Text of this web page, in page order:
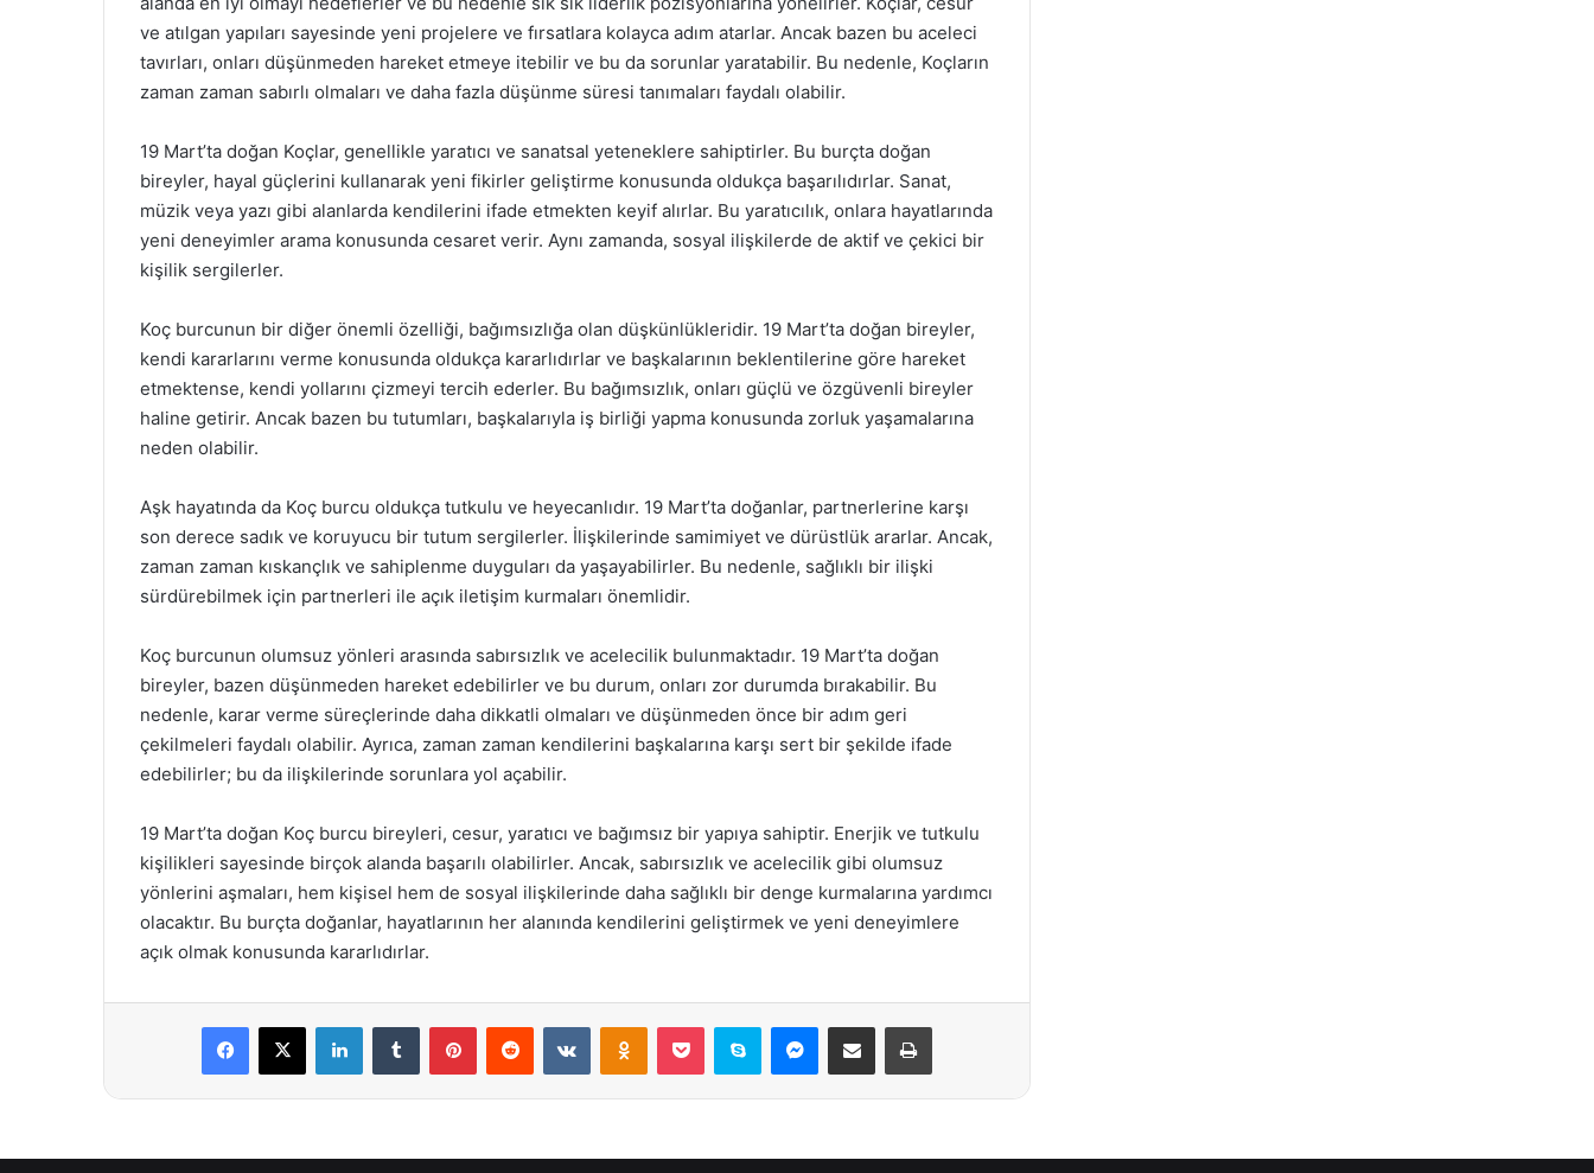
ve atılgan yapıları sayesinde yeni projelere ve fırsatlara kolayca adım atarlar. Ancak bazen bu aceleci
tavırları, onları düşünmeden hareket etmeye itebilir ve bu da sorunlar yaratabilir. Bu nedenle, Koçların
zaman zaman sabırlı olmaları ve daha fazla düşünme süresi tanımaları faydalı olabilir.
19 Mart’ta doğan Koçlar, genellikle yaratıcı ve sanatsal yeteneklere sahiptirler. Bu burçta doğan
bireyler, hayal güçlerini kullanarak yeni fikirler geliştirme konusunda oldukça başarılıdırlar. Sanat,
müzik veya yazı gibi alanlarda kendilerini ifade etmekten keyif alırlar. Bu yaratıcılık, onlara hayatlarında
yeni deneyimler arama konusunda cesaret verir. Aynı zamanda, sosyal ilişkilerde de aktif ve çekici bir
kişilik sergilerler.
Koç burcunun bir diğer önemli özelliği, bağımsızlığa olan düşkünlükleridir. 19 Mart’ta doğan bireyler,
kendi kararlarını verme konusunda oldukça kararlıdırlar ve başkalarının beklentilerine göre hareket
etmektense, kendi yollarını çizmeyi tercih ederler. Bu bağımsızlık, onları güçlü ve özgüvenli bireyler
haline getirir. Ancak bazen bu tutumları, başkalarıyla iş birliği yapma konusunda zorluk yaşamalarına
neden olabilir.
Aşk hayatında da Koç burcu oldukça tutkulu ve heyecanlıdır. 19 Mart’ta doğanlar, partnerlerine karşı
son derece sadık ve koruyucu bir tutum sergilerler. İlişkilerinde samimiyet ve dürüstlük ararlar. Ancak,
zaman zaman kıskançlık ve sahiplenme duyguları da yaşayabilirler. Bu nedenle, sağlıklı bir ilişki
sürdürebilmek için partnerleri ile açık iletişim kurmaları önemlidir.
Koç burcunun olumsuz yönleri arasında sabırsızlık ve acelecilik bulunmaktadır. 19 Mart’ta doğan
bireyler, bazen düşünmeden hareket edebilirler ve bu durum, onları zor durumda bırakabilir. Bu
nedenle, karar verme süreçlerinde daha dikkatli olmaları ve düşünmeden önce bir adım geri
çekilmeleri faydalı olabilir. Ayrıca, zaman zaman kendilerini başkalarına karşı sert bir şekilde ifade
edebilirler; bu da ilişkilerinde sorunlara yol açabilir.
19 Mart’ta doğan Koç burcu bireyleri, cesur, yaratıcı ve bağımsız bir yapıya sahiptir. Enerjik ve tutkulu
kişilikleri sayesinde birçok alanda başarılı olabilirler. Ancak, sabırsızlık ve acelecilik gibi olumsuz
yönlerini aşmaları, hem kişisel hem de sosyal ilişkilerinde daha sağlıklı bir denge kurmalarına yardımcı
olacaktır. Bu burçta doğanlar, hayatlarının her alanında kendilerini geliştirmek ve yeni deneyimlere
açık olmak konusunda kararlıdırlar.
Facebook
X LinkedInTumblr PinterestReddit VKontakteOdnoklassniki
Pocket Skype Messenger
E-Posta ile paylaş Yazdır